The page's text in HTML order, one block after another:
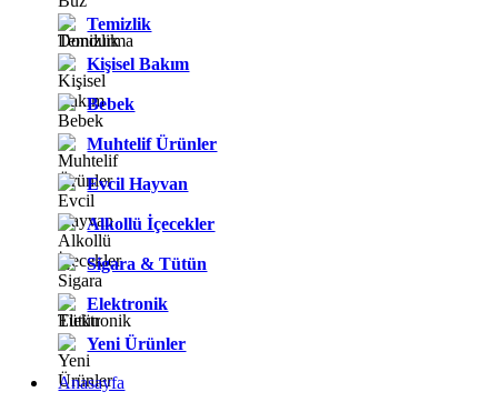
Temizlik
Kişisel Bakım
Bebek
Muhtelif Ürünler
Evcil Hayvan
Alkollü İçecekler
Sigara & Tütün
Elektronik
Yeni Ürünler
Anasayfa